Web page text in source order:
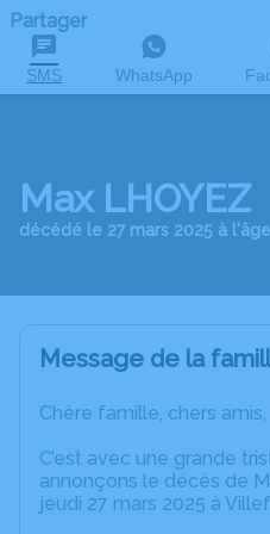
Partager
SMS WhatsApp
Max LHOYEZ
décédé le 27 mars 2025 à
Message de la
Chère famille, chers amis,
C’est avec une grande
annonçons le décès de
jeudi 27 mars 2025 à